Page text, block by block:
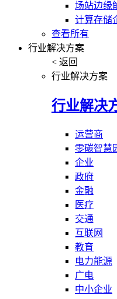
场站边缘
计算存储
查看所有
行业解决方案
< 返回
行业解决方案
行业解决
运营商
零碳智慧
企业
政府
金融
医疗
交通
互联网
教育
电力能源
广电
中小企业